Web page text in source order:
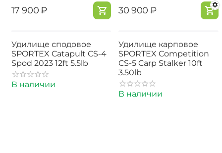
‍17 900‍₽ ‍30 900‍ ₽
Удилище сподовое
SPORTEX Catapult CS-4
Spod 2023 12ft 5.5lb
В наличии
Удилище карповое
SPORTEX Competition
CS-5 Carp Stalker 10ft
3.50lb
В наличии